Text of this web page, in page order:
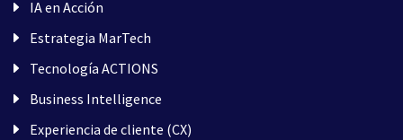
IA en Acción
Estrategia MarTech
Tecnología ACTIONS
Business Intelligence
Experiencia de cliente (CX)